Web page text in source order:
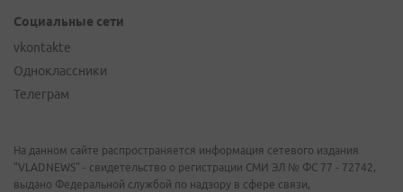
Социальные сети
vkontakte
Одноклассники
Телеграм
На данном сайте распространяется информация сетевого издания
"VLADNEWS" - свидетельство о регистрации СМИ ЭЛ № ФС 77 - 72742,
выдано Федеральной службой по надзору в сфере связи,